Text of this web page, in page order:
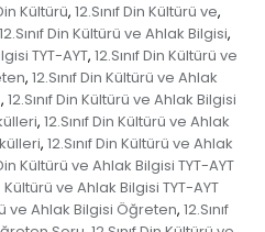
Kültürü, 12.Sınıf Din Kültürü ve,
12.Sınıf Din Kültürü ve Ahlak Bilgisi,
TYT-AYT, 12.Sınıf Din Kültürü ve
, 12.Sınıf Din Kültürü ve Ahlak
, 12.Sınıf Din Kültürü ve Ahlak Bilgisi
, 12.Sınıf Din Kültürü ve Ahlak
, 12.Sınıf Din Kültürü ve Ahlak
Din Kültürü ve Ahlak Bilgisi TYT-AYT
Kültürü ve Ahlak Bilgisi TYT-AYT
ve Ahlak Bilgisi Öğreten, 12.Sınıf